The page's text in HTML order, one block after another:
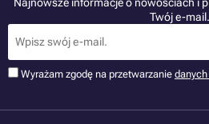
Twój e-mail.
Wyrażam zgodę na przetwarzanie